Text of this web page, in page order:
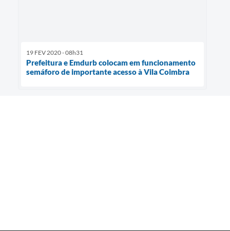
19 FEV 2020 - 08h31
Prefeitura e Emdurb colocam em funcionamento
semáforo de importante acesso à Vila Coimbra